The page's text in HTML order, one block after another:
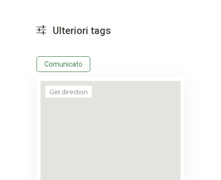
Ulteriori tags
Comunicato
Get direction